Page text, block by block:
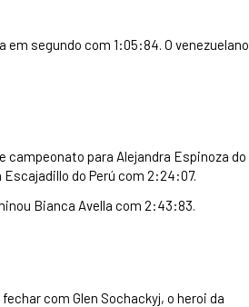
segundo com 1:05:84. O venezuelano
campeonato para Alejandra Espinoza do
Escajadillo do Perú com 2:24:07.
Bianca Avella com 2:43:83.
com Glen Sochackyj, o heroi da